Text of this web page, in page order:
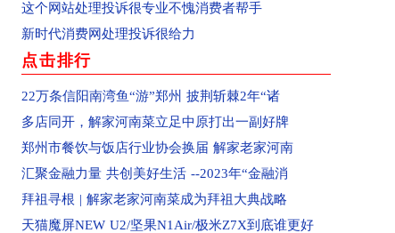
已受理：业主投诉平顶山市新城区长安佳园
已受理：河南汝州市群众投诉汝州市万路物业
已受理：河南安阳市业主投诉安阳华珍国际
已收到：河南安阳市群众投诉安阳北辰家园
已收到：河南省新乡市原阳县群众投诉维多利亚小
已收到：开封申先生投诉禹洲嘉誉府
已收到：开封朱女士反映恒大文化旅游城
回复：河南新乡市消费者投诉新乡市金色怡苑项目
回复：河南濮阳市业主投诉清丰县建业城已受理
这个网站处理投诉很专业不愧消费者帮手
新时代消费网处理投诉很给力
点击排行
22万条信阳南湾鱼“游”郑州 披荆斩棘2年“诸
多店同开，解家河南菜立足中原打出一副好牌
郑州市餐饮与饭店行业协会换届 解家老家河南
汇聚金融力量 共创美好生活 --2023年“金融消
拜祖寻根 | 解家老家河南菜成为拜祖大典战略
天猫魔屏NEW U2/坚果N1Air/极米Z7X到底谁更好